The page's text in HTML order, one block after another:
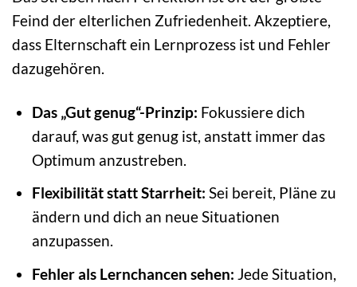
Feind der elterlichen Zufriedenheit. Akzeptiere,
dass Elternschaft ein Lernprozess ist und Fehler
dazugehören.
Das „Gut genug“-Prinzip: Fokussiere dich
darauf, was gut genug ist, anstatt immer das
Optimum anzustreben.
Flexibilität statt Starrheit: Sei bereit, Pläne zu
ändern und dich an neue Situationen
anzupassen.
Fehler als Lernchancen sehen: Jede Situation,